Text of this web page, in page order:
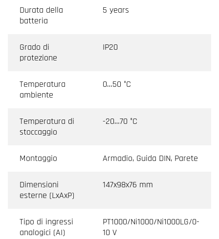
Durata della
batteria
5 years
Grado di
protezione
IP20
Temperatura
ambiente
0…50 °C
Temperatura di
stoccaggio
-20…70 °C
Montaggio Armadio, Guida DIN, Parete
Dimensioni
esterne (LxAxP)
147x98x76 mm
Tipo di ingressi
analogici (AI)
PT1000/Ni1000/Ni1000LG/0-
10 V